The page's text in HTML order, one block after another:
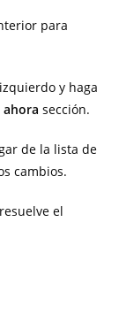
para
y haga
ahorasección.
de la lista de
cambios.
el